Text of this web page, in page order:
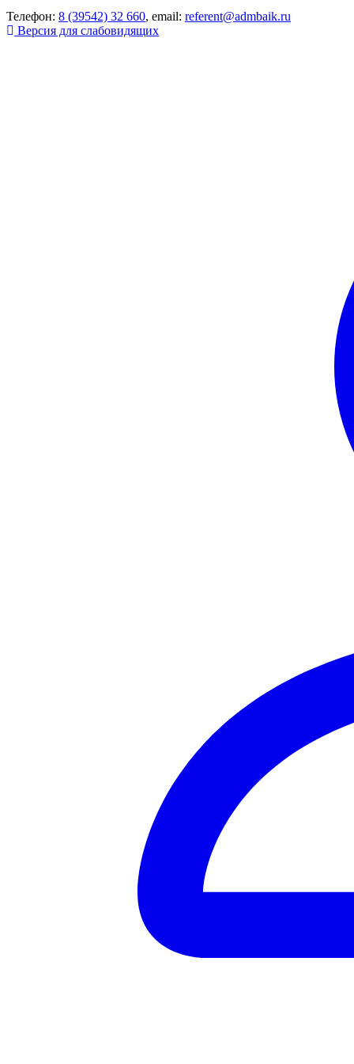
Телефон: 8 (39542) 32 660, email: referent@admbaik.ru
Версия для слабовидящих